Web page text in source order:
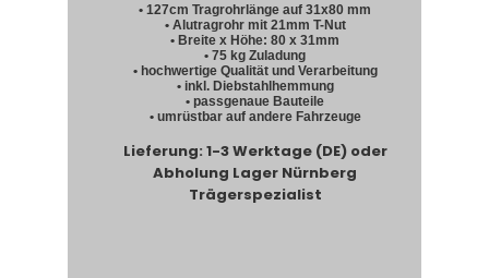
• 127cm Tragrohrlänge auf 31x80 mm
• Alutragrohr mit 21mm T-Nut
• Breite x Höhe: 80 x 31mm
• 75 kg Zuladung
• hochwertige Qualität und Verarbeitung
• inkl. Diebstahlhemmung
• passgenaue Bauteile
• umrüstbar auf andere Fahrzeuge
Lieferung: 1-3 Werktage (DE) oder
Abholung Lager Nürnberg
Trägerspezialist